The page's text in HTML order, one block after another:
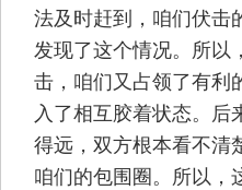
法及时赶到，咱们伏击
发现了这个情况。所以
击，咱们又占领了有利
入了相互胶着状态。
得远，双方根本看不清
咱们的包围圈。所以，